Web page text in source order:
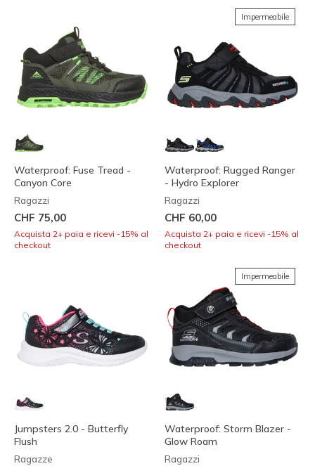
Waterproof: Fuse Tread -
Canyon Core
Ragazzi
CHF 75,00
Acquista 2+ paia e ricevi -15% al
checkout
Impermeabile
Waterproof: Rugged Ranger
- Hydro Explorer
Ragazzi
CHF 60,00
Acquista 2+ paia e ricevi -15% al
checkout
Jumpsters 2.0 - Butterfly
Flush
Ragazze
Impermeabile
Waterproof: Storm Blazer -
Glow Roam
Ragazzi